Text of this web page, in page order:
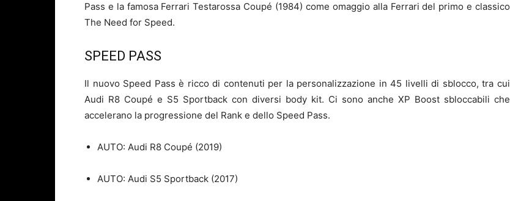
Pass e la famosa Ferrari Testarossa Coupé (1984) come omaggio alla Ferrari del primo e classico
The Need for Speed.
SPEED PASS
Il nuovo Speed Pass è ricco di contenuti per la personalizzazione in 45 livelli di sblocco, tra cui
Audi R8 Coupé e S5 Sportback con diversi body kit. Ci sono anche XP Boost sbloccabili che
accelerano la progressione del Rank e dello Speed Pass.
AUTO: Audi R8 Coupé (2019)
AUTO: Audi S5 Sportback (2017)